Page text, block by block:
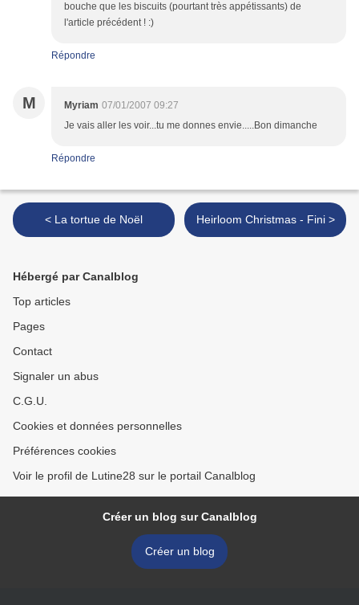
bouche que les biscuits (pourtant très appétissants) de
l'article précédent ! :)
Répondre
M Myriam 07/01/2007 09:27
Je vais aller les voir...tu me donnes envie.....Bon dimanche
Répondre
< La tortue de Noël Heirloom Christmas - Fini >
Hébergé par Canalblog
Top articles
Pages
Contact
Signaler un abus
C.G.U.
Cookies et données personnelles
Préférences cookies
Voir le profil de Lutine28 sur le portail Canalblog
Créer un blog sur Canalblog
Créer un blog